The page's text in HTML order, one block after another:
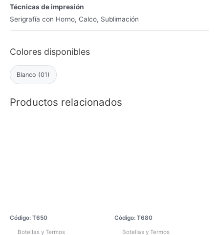
Técnicas de impresión
Serigrafía con Horno, Calco, Sublimación
Colores disponibles
Blanco (01)
Productos relacionados
Código: T650
Botellas y Termos
Código: T680
Botellas y Termos